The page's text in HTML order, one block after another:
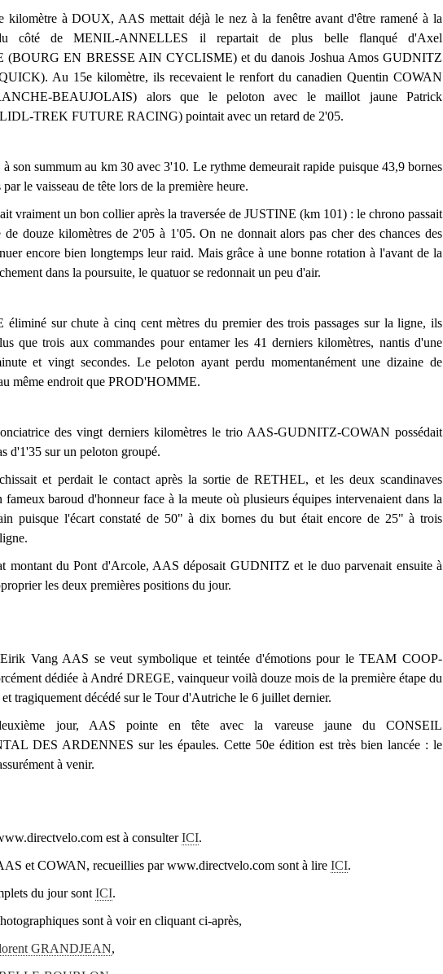
kilomètre à DOUX, AAS mettait déjà le nez à la fenêtre avant d'être ramené à la
côté de MENIL-ANNELLES il repartait de plus belle flanqué d'Axel
(BOURG EN BRESSE AIN CYCLISME) et du danois Joshua Amos GUDNITZ
Au 15e kilomètre, ils recevaient le renfort du canadien Quentin COWAN
BEAUJOLAIS) alors que le peloton avec le maillot jaune Patrick
TREK FUTURE RACING) pointait avec un retard de 2'05.
son summum au km 30 avec 3'10. Le rythme demeurait rapide puisque 43,9 bornes
le vaisseau de tête lors de la première heure.
vraiment un bon collier après la traversée de JUSTINE (km 101) : le chrono passait
de douze kilomètres de 2'05 à 1'05. On ne donnait alors pas cher des chances des
encore bien longtemps leur raid. Mais grâce à une bonne rotation à l'avant de la
dans la poursuite, le quatuor se redonnait un peu d'air.
sur chute à cinq cent mètres du premier des trois passages sur la ligne, ils
que trois aux commandes pour entamer les 41 derniers kilomètres, nantis d'une
et vingt secondes. Le peloton ayant perdu momentanément une dizaine de
même endroit que PROD'HOMME.
des vingt derniers kilomètres le trio AAS-GUDNITZ-COWAN possédait
d'1'35 sur un peloton groupé.
et perdait le contact après la sortie de RETHEL, et les deux scandinaves
baroud d'honneur face à la meute où plusieurs équipes intervenaient dans la
puisque l'écart constaté de 50" à dix bornes du but était encore de 25" à trois
montant du Pont d'Arcole, AAS déposait GUDNITZ et le duo parvenait ensuite à
les deux premières positions du jour.
Vang AAS se veut symbolique et teintée d'émotions pour le TEAM COOP-
dédiée à André DREGE, vainqueur voilà douze mois de la première étape du
tragiquement décédé sur le Tour d'Autriche le 6 juillet dernier.
jour, AAS pointe en tête avec la vareuse jaune du CONSEIL
DES ARDENNES sur les épaules. Cette 50e édition est très bien lancée : le
à venir.
est à consulterICI.
et COWAN, recueillies par www.directvelo.com sont à lire ICI.
du jour sont ICI.
sont à voir en cliquant ci-après,
GRANDJEAN,